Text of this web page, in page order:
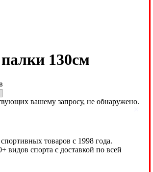
130см
вашему запросу, не обнаружено.
товаров с 1998 года.
видов спорта с доставкой по всей